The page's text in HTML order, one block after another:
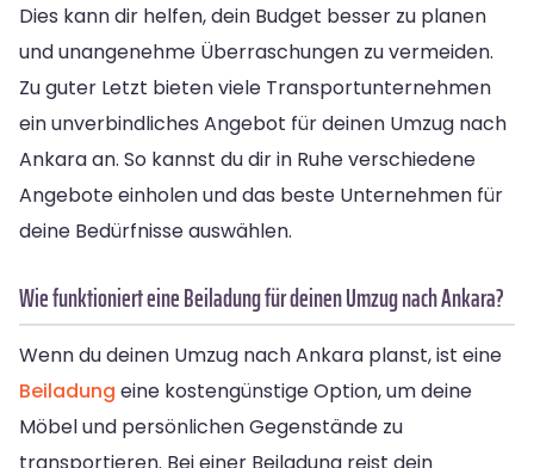
Dies kann dir helfen, dein Budget besser zu planen
und unangenehme Überraschungen zu vermeiden.
Zu guter Letzt bieten viele Transportunternehmen
ein unverbindliches Angebot für deinen Umzug nach
Ankara an. So kannst du dir in Ruhe verschiedene
Angebote einholen und das beste Unternehmen für
deine Bedürfnisse auswählen.
Wie funktioniert eine Beiladung für deinen Umzug nach Ankara?
Wenn du deinen Umzug nach Ankara planst, ist eine
Beiladung eine kostengünstige Option, um deine
Möbel und persönlichen Gegenstände zu
transportieren. Bei einer Beiladung reist dein